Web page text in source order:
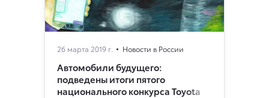
26 марта 2019 г. Новости в России
Автомобили будущего:
подведены итоги пятого
национального конкурса Toyota